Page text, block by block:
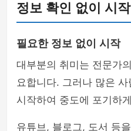
정보 확인 없이 시
필요한 정보 없이 시작
대부분의 취미는 전문가
요합니다. 그러나 많은 사
시작하여 중도에 포기하
유튜브, 블로그, 도서 등